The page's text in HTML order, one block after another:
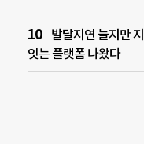
발달지연 늘지만
잇는 플랫폼 나왔다